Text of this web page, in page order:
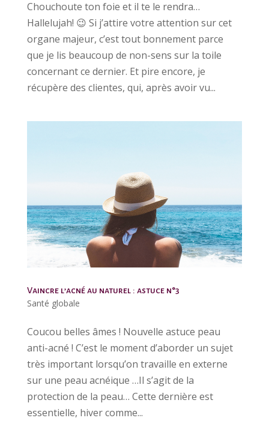
Chouchoute ton foie et il te le rendra…
Hallelujah! 😉 Si j’attire votre attention sur cet
organe majeur, c’est tout bonnement parce
que je lis beaucoup de non-sens sur la toile
concernant ce dernier. Et pire encore, je
récupère des clientes, qui, après avoir vu...
Vaincre l’acné au naturel : astuce n°3
Santé globale
Coucou belles âmes ! Nouvelle astuce peau
anti-acné ! C’est le moment d’aborder un sujet
très important lorsqu’on travaille en externe
sur une peau acnéique …Il s’agit de la
protection de la peau… Cette dernière est
essentielle, hiver comme...